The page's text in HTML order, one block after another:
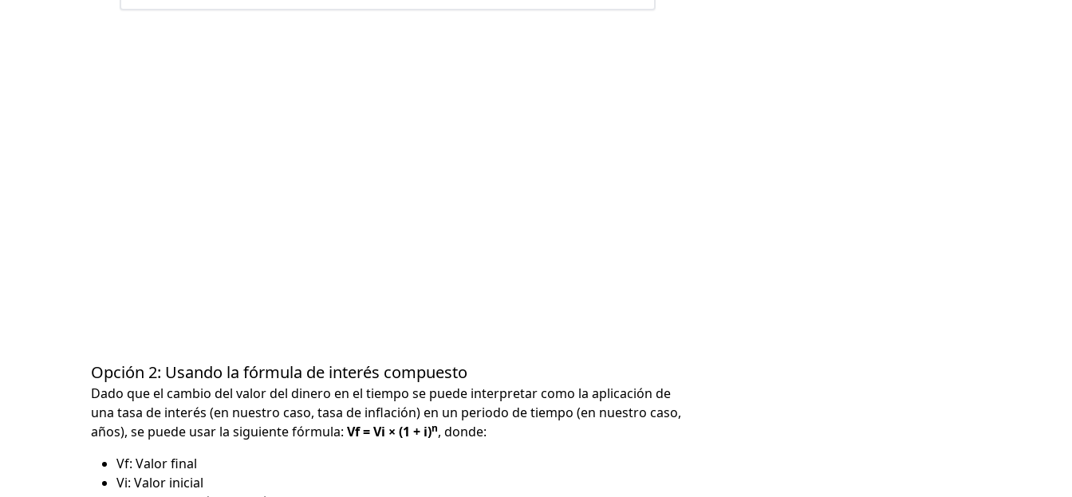
Opción 2: Usando la fórmula de interés compuesto
Dado que el cambio del valor del dinero en el tiempo se puede interpretar como la aplicación de
una tasa de interés (en nuestro caso, tasa de inflación) en un periodo de tiempo (en nuestro caso,
años), se puede usar la siguiente fórmula: Vf = Vi × (1 + i)n, donde:
Vf: Valor final
Vi: Valor inicial